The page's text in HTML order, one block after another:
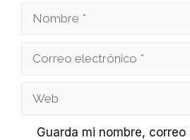
Nombre
Correo
Web
Guarda mi nombre,